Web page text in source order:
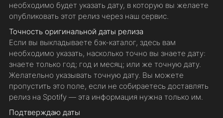
необходимо будет указать дату, в которую вы желаете
опубликовать этот релиз через наш сервис.
Точность оригинальной даты релиза
Если вы выкладываете бэк-каталог, здесь вам
необходимо указать, насколько точно вы знаете дату:
знаете только год; год и месяц; или же точную дату.
Желательно указывать точную дату. Вы можете
пропустить это поле, если не собираетесь доставлять
релиз на Spotify — эта информация нужна только им.
Подтверждаю даты